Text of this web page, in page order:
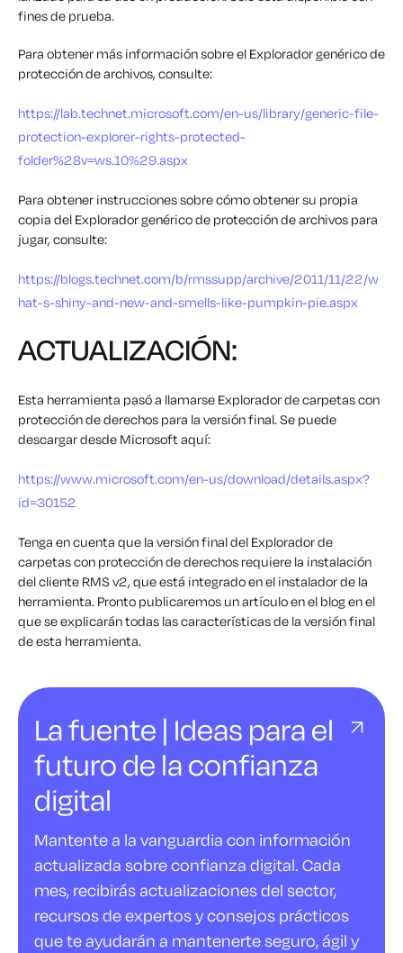
fines de prueba.
Para obtener más información sobre el Explorador genérico de
protección de archivos, consulte:
https://lab.technet.microsoft.com/en-us/library/generic-file-
protection-explorer-rights-protected-
folder%28v=ws.10%29.aspx
Para obtener instrucciones sobre cómo obtener su propia
copia del Explorador genérico de protección de archivos para
jugar, consulte:
https://blogs.technet.com/b/rmssupp/archive/2011/11/22/w
hat-s-shiny-and-new-and-smells-like-pumpkin-pie.aspx
ACTUALIZACIÓN:
Esta herramienta pasó a llamarse Explorador de carpetas con
protección de derechos para la versión final. Se puede
descargar desde Microsoft aquí:
https://www.microsoft.com/en-us/download/details.aspx?
id=30152
Tenga en cuenta que la versión final del Explorador de
carpetas con protección de derechos requiere la instalación
del cliente RMS v2, que está integrado en el instalador de la
herramienta. Pronto publicaremos un artículo en el blog en el
que se explicarán todas las características de la versión final
de esta herramienta.
La fuente | Ideas para el
futuro de la confianza
digital
Mantente a la vanguardia con información
actualizada sobre confianza digital. Cada
mes, recibirás actualizaciones del sector,
recursos de expertos y consejos prácticos
que te ayudarán a mantenerte seguro, ágil y